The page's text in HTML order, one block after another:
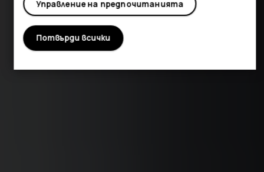
Управление на предпочитанията
Потвърди всички